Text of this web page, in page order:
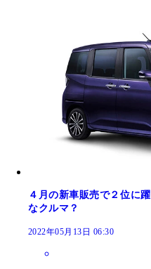
４月の新車販売で２位に
なクルマ？
2022年05月13日 06:30